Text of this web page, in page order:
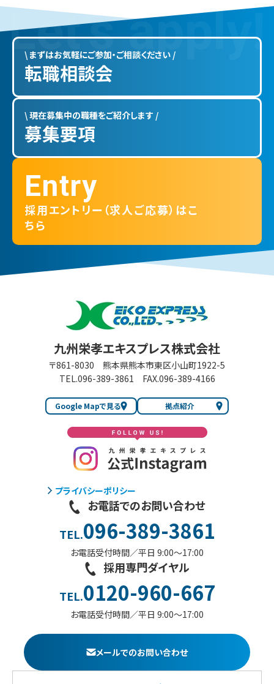
\ まずはお気軽にご参加・ご相談ください /
転職相談会
\ 現在募集中の職種をご紹介します /
募集要項
Entry
採用エントリー（求人ご応募）はこ
ちら
Let’s apply!
九州栄孝エキスプレス株式会社
〒861-8030 熊本県熊本市東区小山町1922-5
TEL.096-389-3861
FAX.096-389-4166
Google Mapで見る 拠点紹介
プライバシーポリシー
お電話でのお問い合わせ
TEL.096-389-3861
お電話受付時間／平日 9:00〜17:00
採用専門ダイヤル
TEL.0120-960-667
お電話受付時間／平日 9:00〜17:00
メールでのお問い合わせ